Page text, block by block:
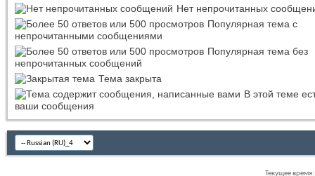
Нет непрочитанных
Популярная тема с
непрочитанными сообщениями
Популярная тема без
непрочитанных сообщений
Тема закрыта
В этой теме
ваши сообщения
Текущее время: